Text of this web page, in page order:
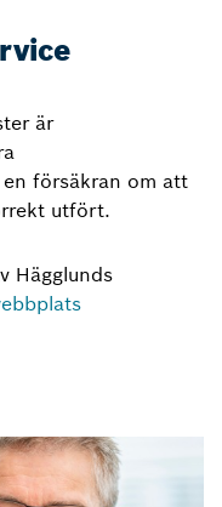
är
försäkran om att
utfört.
Hägglunds